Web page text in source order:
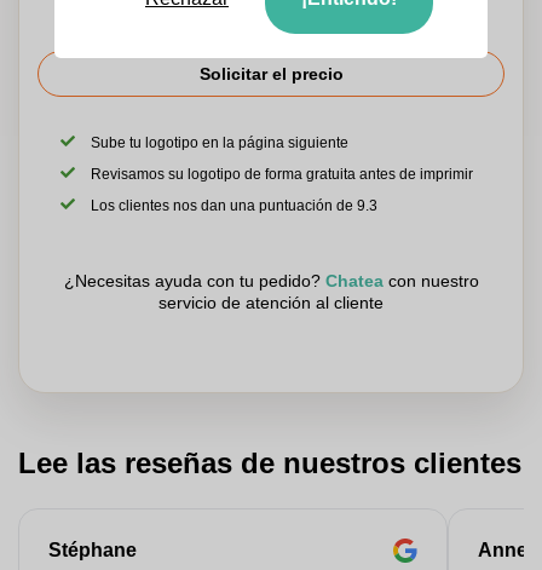
Solicitar el precio
Sube tu logotipo en la página siguiente
Revisamos su logotipo de forma gratuita antes de imprimir
Los clientes nos dan una puntuación de 9.3
¿Necesitas ayuda con tu pedido? Chateacon nuestro
servicio de atención al cliente
Lee las reseñas de nuestros clientes
Stéphane Anne-